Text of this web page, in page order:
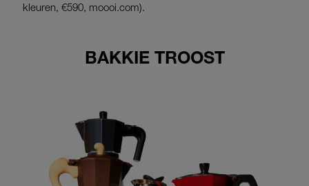
kleuren, €590, moooi.com).
BAKKIE TROOST